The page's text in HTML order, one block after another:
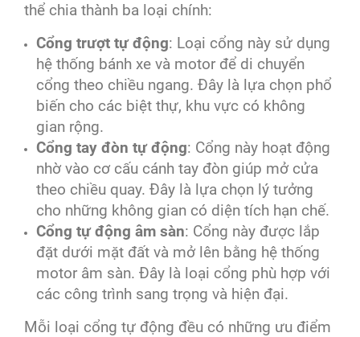
thể chia thành ba loại chính:
Cổng trượt tự động: Loại cổng này sử dụng
hệ thống bánh xe và motor để di chuyển
cổng theo chiều ngang. Đây là lựa chọn phổ
biến cho các biệt thự, khu vực có không
gian rộng.
Cổng tay đòn tự động: Cổng này hoạt động
nhờ vào cơ cấu cánh tay đòn giúp mở cửa
theo chiều quay. Đây là lựa chọn lý tưởng
cho những không gian có diện tích hạn chế.
Cổng tự động âm sàn: Cổng này được lắp
đặt dưới mặt đất và mở lên bằng hệ thống
motor âm sàn. Đây là loại cổng phù hợp với
các công trình sang trọng và hiện đại.
Mỗi loại cổng tự động đều có những ưu điểm